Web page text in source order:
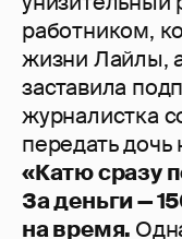
работником,
жизни Лайлы,
заставила
журналистка
передать
«Катю сразу
За деньги —
на время.